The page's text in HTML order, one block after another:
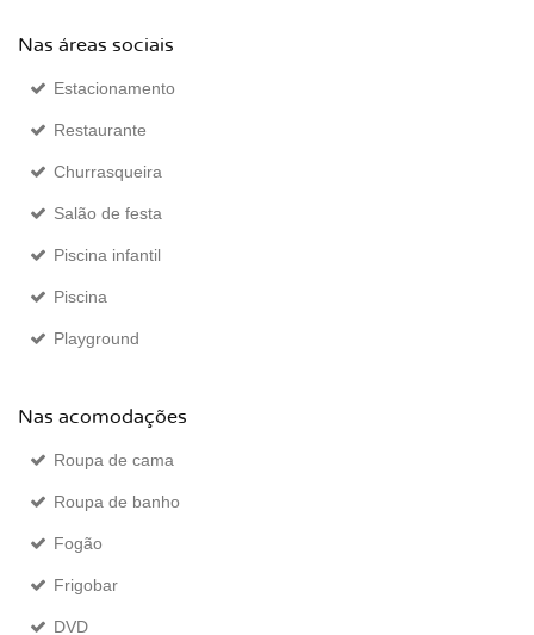
Nas áreas sociais
Estacionamento
Restaurante
Churrasqueira
Salão de festa
Piscina infantil
Piscina
Playground
Nas acomodações
Roupa de cama
Roupa de banho
Fogão
Frigobar
DVD